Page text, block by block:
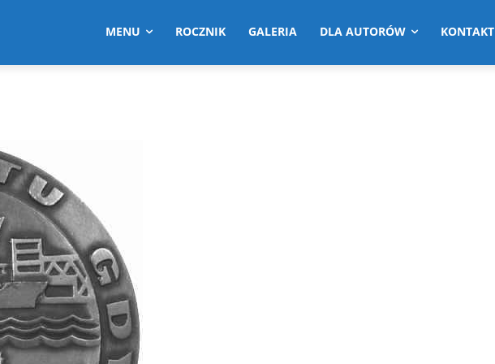
MENU ROCZNIK GALERIA DLA AUTORÓW KONTAKT